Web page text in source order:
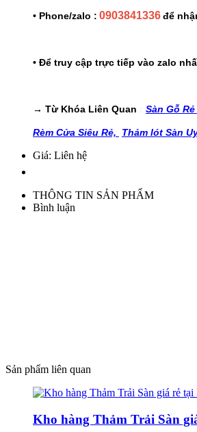
• Phone/zalo : 0903841336để
• Để truy cập trực tiếp vào zalo
→ Từ Khóa Liên Quan Sàn Gỗ
Rèm Cửa Siêu Rẻ, Thảm lót Sàn
Giá: Liên hệ
THÔNG TIN SẢN PHẨM
Bình luận
Sản phẩm liên quan
Kho hàng Thảm Trải Sàn